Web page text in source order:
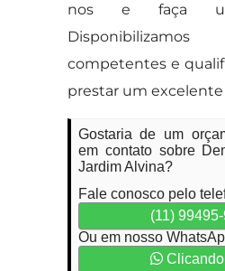
nos e faça
Disponibilizamos
competentes e
prestar um
Gostaria de um
em contato sobre
Jardim Alvina?
Fale conosco pelo
(11)
Ou em nosso
Clicando